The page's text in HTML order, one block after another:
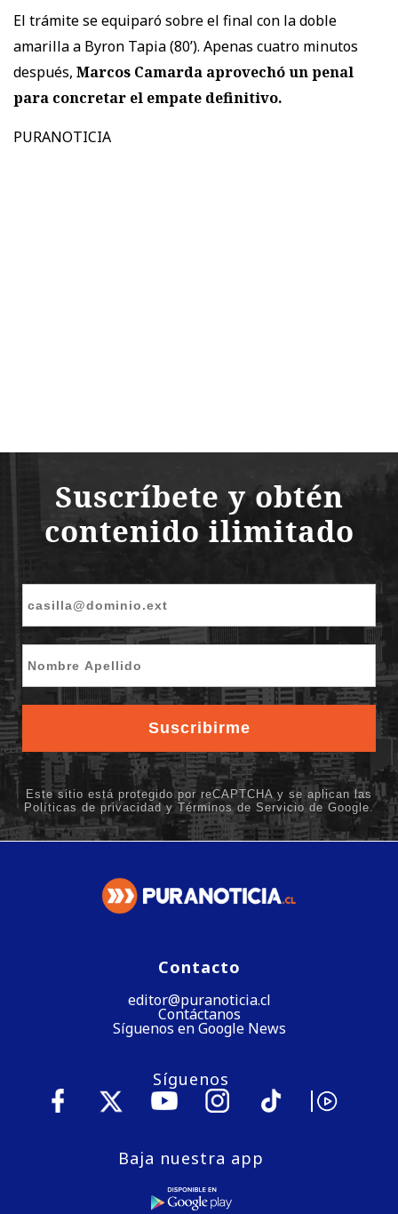
El trámite se equiparó sobre el final con la doble
amarilla a Byron Tapia (80’). Apenas cuatro minutos
después, Marcos Camarda aprovechó un penal
para concretar el empate definitivo.
PURANOTICIA
Contacto
editor@puranoticia.cl
Contáctanos
Síguenos en Google News
Síguenos
Baja nuestra app